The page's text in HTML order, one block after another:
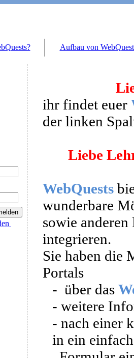
Aufbau von
ihr findet euer
der linken
Liebe
WebQuests
wunderbare
sowie
integrieren.
Sie haben die
Portals
- über das
- weitere
- nach einer
in ein